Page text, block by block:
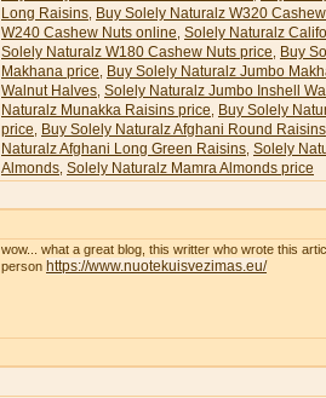
Long Raisins Buy Solely Naturalz W320
W240 Cashew Nuts online Solely Naturalz
Solely Naturalz W180 Cashew Nuts price Buy
Makhana price
Buy Solely Naturalz Jumbo
Walnut Halves Solely Naturalz Jumbo Inshell
Naturalz Munakka Raisins price
Buy Solely
price
Buy Solely Naturalz Afghani Round Raisins
Naturalz Afghani Long Green Raisins Solely
Almonds Solely Naturalz Mamra Almonds price
wow... what a great blog, this writter who wrote this
person https://www.nuotekuisvezimas.eu/